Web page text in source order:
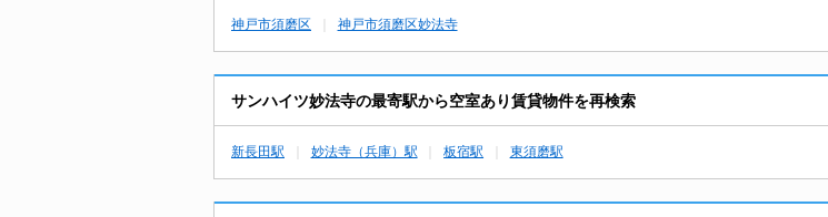
神戸市須磨区 神戸市須磨区妙法寺
サンハイツ妙法寺の最寄駅から空室あり賃貸物件を再検索
新長田駅 妙法寺（兵庫）駅 板宿駅 東須磨駅